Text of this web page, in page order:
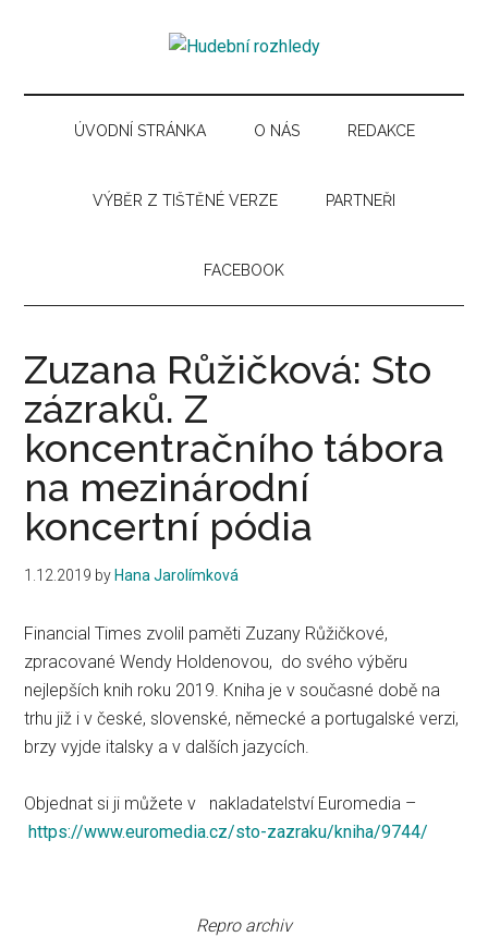
content
menu
sidebar
sidebar
Hudební
rozhledy
pro
hudebníÚVODNÍ STRÁNKA O NÁS REDAKCE
VÝBĚR Z TIŠTĚNÉ VERZE PARTNEŘI
FACEBOOK
Zuzana Růžičková: Sto
zázraků. Z
koncentračního tábora
na mezinárodní
koncertní pódia
1.12.2019 by Hana Jarolímková
Financial Times zvolil paměti Zuzany Růžičkové,
zpracované Wendy Holdenovou, do svého výběru
nejlepších knih roku 2019. Kniha je v současné době na
trhu již i v české, slovenské, německé a portugalské verzi,
brzy vyjde italsky a v dalších jazycích.
Objednat si ji můžete v nakladatelství Euromedia –
https://www.euromedia.cz/sto-zazraku/kniha/9744/
Repro archiv